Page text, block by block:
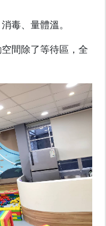
毒、量體溫。
間除了等待區，全